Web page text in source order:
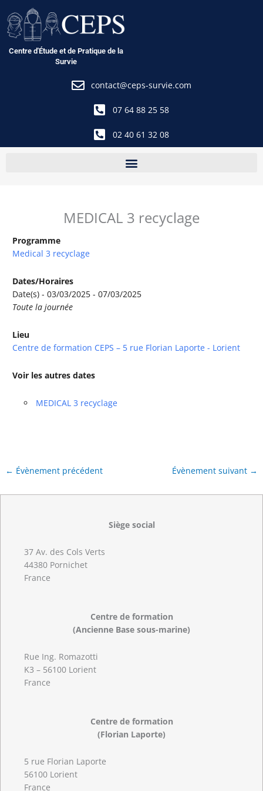
au
contenu
Centre d'Étude et de Pratique de la
Survie
contact@ceps-survie.com
07 64 88 25 58
02 40 61 32 08
MEDICAL 3 recyclage
Programme
Medical 3 recyclage
Dates/Horaires
Date(s) - 03/03/2025 - 07/03/2025
Toute la journée
Lieu
Centre de formation CEPS – 5 rue Florian Laporte - Lorient
Voir les autres dates
MEDICAL 3 recyclage
← Évènement précédent Évènement suivant →
Siège social
37 Av. des Cols Verts
44380 Pornichet
France
Centre de formation
(Ancienne Base sous-marine)
Rue Ing. Romazotti
K3 – 56100 Lorient
France
Centre de formation
(Florian Laporte)
5 rue Florian Laporte
56100 Lorient
France